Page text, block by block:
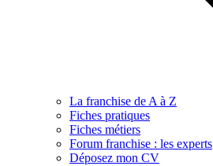
La franchise de A à Z
Fiches pratiques
Fiches métiers
Forum franchise : les experts
Déposez mon CV